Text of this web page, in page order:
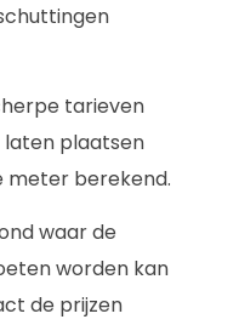
tarieven
laten plaatsen
meter berekend.
waar de
worden kan
de prijzen